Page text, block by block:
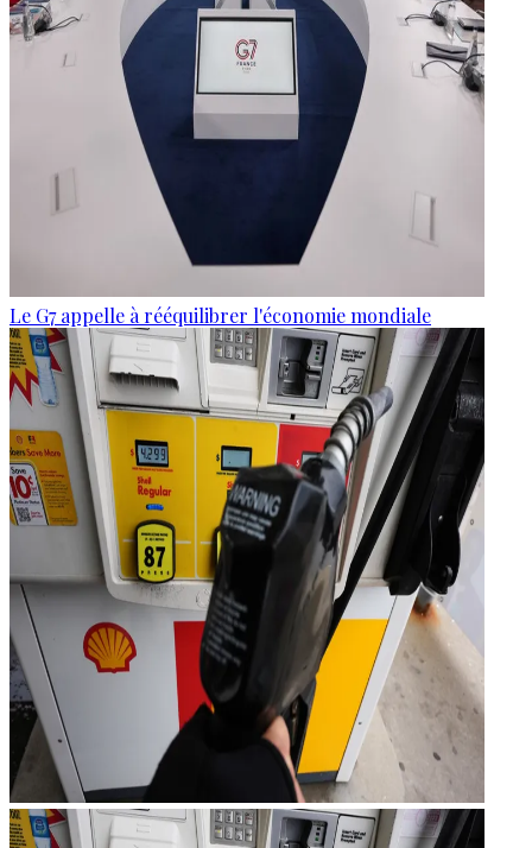
Le G7 appelle à rééquilibrer l'économie mondiale